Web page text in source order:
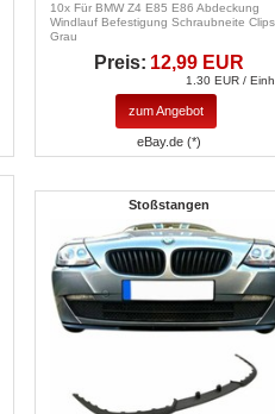
10x Für BMW Z4 E85 E86 Abdeckung
Windlauf Befestigung Schraubneite Clips
Grau
Preis: 12,99 EUR
1.30 EUR /
zum Angebot
eBay.de (*)
Stoßstangen